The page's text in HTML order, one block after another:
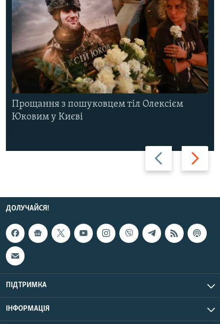
Назад Вперед
Прощання з пошуковцем тіл Олексієм
Юковим у Києві
ДОЛУЧАЙСЯ!
ПІДТРИМКА
ІНФОРМАЦІЯ